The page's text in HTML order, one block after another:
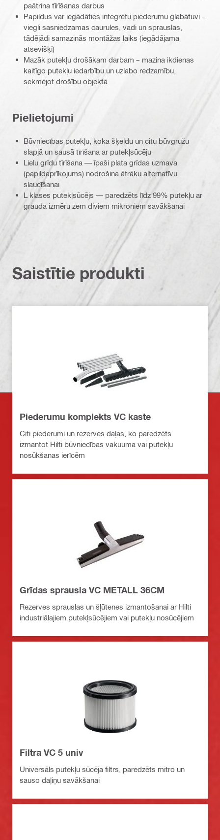
paātrina tīrīšanas darbus
Papildus var iegādāties integrētu piederumu glabātuvi –
viegli sasniedzamas caurules, vadi un sprauslas,
tādējādi samazinās montāžas laiks (iegādājama
atsevišķi)
Mazāk putekļu drošākam darbam – mazina ikdienas
kaitīgo putekļu iedarbību un uzlabo redzamību,
sekmējot drošību objektā
Pielietojumi
Būvniecības putekļu, koka šķeldu un citu būvgružu
slapjā un sausā tīrīšana ar putekļsūcēju
Lielu grīdu tīrīšana — īpaši plata grīdas uzmava
(papildaprīkojums) nodrošina ātrāku alternatīvu
slaucīšanai
L klases putekļsūcējs — paredzēts līdz 99% putekļu ar
grauda izmēru zem diviem mikroniem savākšanai
Saistītie produkti
Piederumu komplekts VC kaste
Citi piederumi un rezerves daļas, ko paredzēts
izmantot Hilti būvniecības vakuuma vai putekļu
nosūkšanas ierīcēm
Grīdas sprausla VC METALL 36CM
Rezerves sprauslas un šļūtenes izmantošanai ar Hilti
industriālajiem putekļsūcējiem vai putekļu nosūcējiem
Filtra VC 5 univ
Universāls putekļu sūcēja filtrs, paredzēts mitro un
sauso daļiņu savākšanai